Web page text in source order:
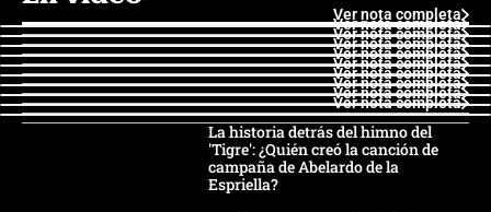
Ver nota completa
Ver nota completa
Ver nota completa
Ver nota completa
Ver nota completa
Ver nota completa
Ver nota completa
Ver nota completa
Ver nota completa
Ver nota completa
La historia detrás del himno del
'Tigre': ¿Quién creó la canción de
campaña de Abelardo de la
Espriella?